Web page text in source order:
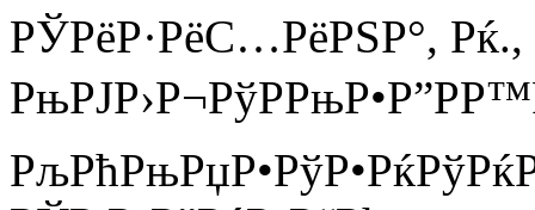
РЎРёР·РёС…РёРЅР°,